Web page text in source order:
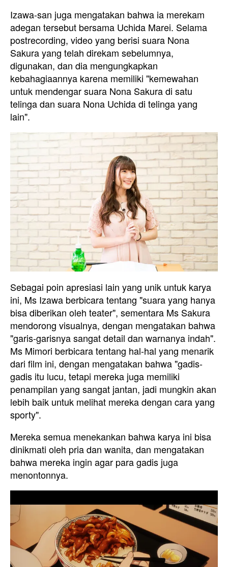
Izawa-san juga mengatakan bahwa ia merekam
adegan tersebut bersama Uchida Marei. Selama
postrecording, video yang berisi suara Nona
Sakura yang telah direkam sebelumnya,
digunakan, dan dia mengungkapkan
kebahagiaannya karena memiliki "kemewahan
untuk mendengar suara Nona Sakura di satu
telinga dan suara Nona Uchida di telinga yang
lain".
Sebagai poin apresiasi lain yang unik untuk karya
ini, Ms Izawa berbicara tentang "suara yang hanya
bisa diberikan oleh teater", sementara Ms Sakura
mendorong visualnya, dengan mengatakan bahwa
"garis-garisnya sangat detail dan warnanya indah".
Ms Mimori berbicara tentang hal-hal yang menarik
dari film ini, dengan mengatakan bahwa "gadis-
gadis itu lucu, tetapi mereka juga memiliki
penampilan yang sangat jantan, jadi mungkin akan
lebih baik untuk melihat mereka dengan cara yang
sporty".
Mereka semua menekankan bahwa karya ini bisa
dinikmati oleh pria dan wanita, dan mengatakan
bahwa mereka ingin agar para gadis juga
menontonnya.